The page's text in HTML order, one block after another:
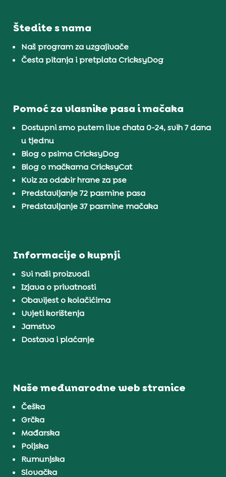
Štedite s nama
Naš program za uzgajivače
Česta pitanja i pretplata CricksyDog
Pomoć za vlasnike pasa i mačaka
Dostupni smo putem live chata 0-24, svih 7 dana
u tjednu
Blog o psima CricksyDog
Blog o mačkama CricksyCat
Kviz za odabir hrane za pse
Predstavljanje 72 pasmine pasa
Predstavljanje 37 pasmine mačaka
Informacije o kupnji
Svi naši proizvodi
Izjava o privatnosti
Obavijest o kolačićima
Uvjeti korištenja
Jamstvo
Dostava i plaćanje
Naše međunarodne web stranice
Češka
Grčka
Mađarska
Poljska
Rumunjska
Slovačka